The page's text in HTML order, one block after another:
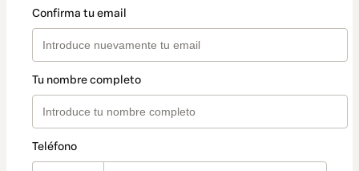
Confirma tu email
Tu nombre completo
Teléfono